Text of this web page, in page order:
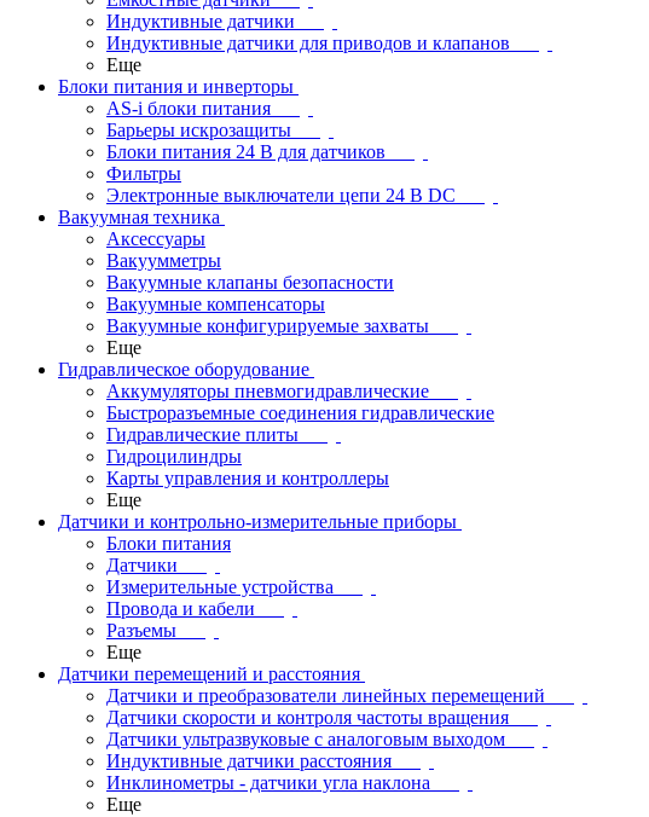
Индуктивные датчики
Индуктивные датчики для приводов и клапанов
Еще
Блоки питания и инверторы
AS-i блоки питания
Барьеры искрозащиты
Блоки питания 24 В для датчиков
Фильтры
Электронные выключатели цепи 24 В DC
Вакуумная техника
Аксессуары
Вакуумметры
Вакуумные клапаны безопасности
Вакуумные компенсаторы
Вакуумные конфигурируемые захваты
Еще
Гидравлическое оборудование
Аккумуляторы пневмогидравлические
Быстроразъемные соединения гидравлические
Гидравлические плиты
Гидроцилиндры
Карты управления и контроллеры
Еще
Датчики и контрольно-измерительные приборы
Блоки питания
Датчики
Измерительные устройства
Провода и кабели
Разъемы
Еще
Датчики перемещений и расстояния
Датчики и преобразователи линейных перемещений
Датчики скорости и контроля частоты вращения
Датчики ультразвуковые с аналоговым выходом
Индуктивные датчики расстояния
Инклинометры - датчики угла наклона
Еще